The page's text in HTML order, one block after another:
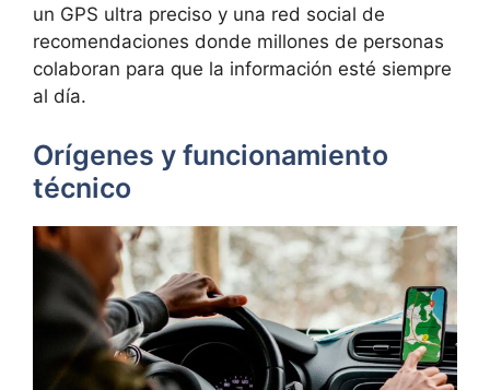
un GPS ultra preciso y una red social de
recomendaciones donde millones de personas
colaboran para que la información esté siempre
al día.
Orígenes y funcionamiento
técnico